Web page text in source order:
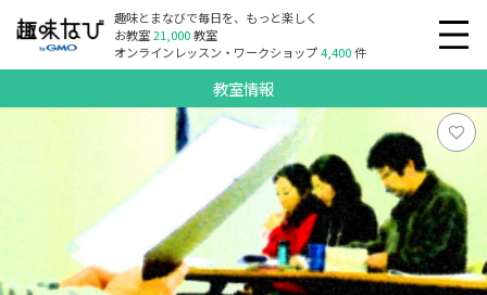
趣味とまなびで毎日を、もっと楽しく
お教室21,000教室
オンラインレッスン・ワークショップ4,400件
教室情報